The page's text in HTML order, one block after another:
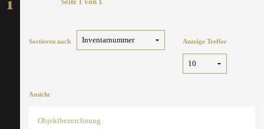
Sortieren nach Anzeige Treffer
Ansicht
Objektbezeichnung